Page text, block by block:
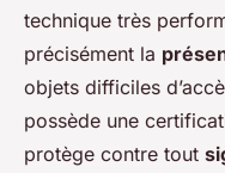
technique très
précisément la
objets difficiles
possède une
protège contre tout